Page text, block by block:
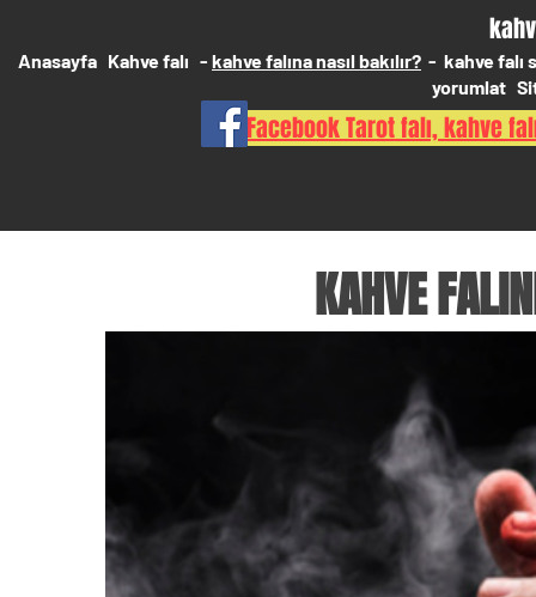
Anasayfa Kahve falı - kahve falına nasıl bakılır? - kahve falı
yorumlat
Facebook Tarot falı, kahve
KAHVE